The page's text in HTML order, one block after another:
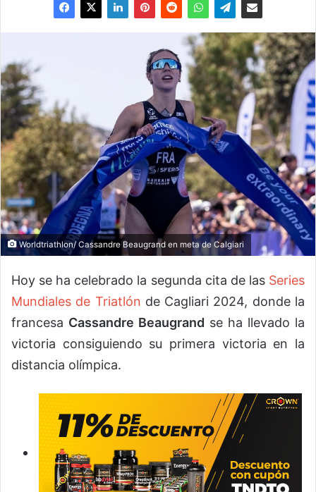
Worldtriathlon/ Cassandre Beaugrand en meta de Calgiari
Hoy se ha celebrado la segunda cita de las Series
Mundiales de Triatlón de Cagliari 2024, donde la
francesa Cassandre Beaugrand se ha llevado la
victoria consiguiendo su primera victoria en la
distancia olímpica.